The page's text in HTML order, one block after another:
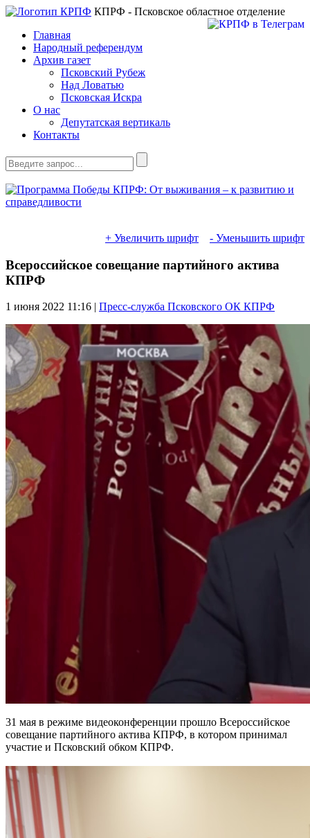
КПРФ - Псковское областное отделение
Главная
Народный референдум
Архив газет
Псковский Рубеж
Над Ловатью
Псковская Искра
О нас
Депутатская вертикаль
Контакты
+ Увеличить шрифт - Уменьшить шрифт
Всероссийское совещание партийного актива
КПРФ
1 июня 2022 11:16 | Пресс-служба Псковского ОК КПРФ
31 мая в режиме видеоконференции прошло Всероссийское
совещание партийного актива КПРФ, в котором принимал
участие и Псковский обком КПРФ.